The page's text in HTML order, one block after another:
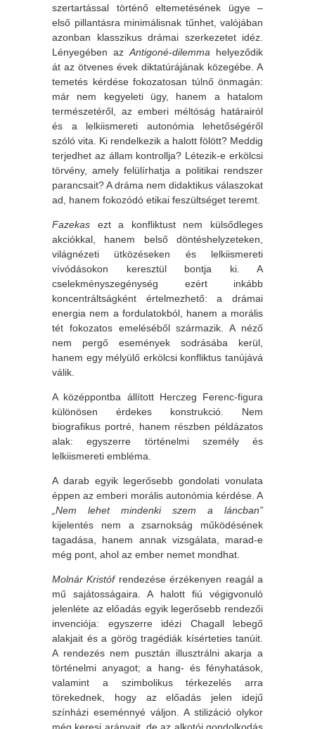
szertartással történő eltemetésének ügye –
első pillantásra minimálisnak tűnhet, valójában
azonban klasszikus drámai szerkezetet idéz.
Lényegében az Antigoné-dilemma helyeződik
át az ötvenes évek diktatúrájának közegébe. A
temetés kérdése fokozatosan túlnő önmagán:
már nem kegyeleti ügy, hanem a hatalom
természetéről, az emberi méltóság határairól
és a lelkiismereti autonómia lehetőségéről
szóló vita. Ki rendelkezik a halott fölött? Meddig
terjedhet az állam kontrollja? Létezik-e erkölcsi
törvény, amely felülírhatja a politikai rendszer
parancsait? A dráma nem didaktikus válaszokat
ad, hanem fokozódó etikai feszültséget teremt.
Fazekas ezt a konfliktust nem külsődleges
akciókkal, hanem belső döntéshelyzeteken,
világnézeti ütközéseken és lelkiismereti
vívódásokon keresztül bontja ki. A
cselekményszegénység ezért inkább
koncentráltságként értelmezhető: a drámai
energia nem a fordulatokból, hanem a morális
tét fokozatos emeléséből származik. A néző
nem pergő események sodrásába kerül,
hanem egy mélyülő erkölcsi konfliktus tanújává
válik.
A középpontba állított Herczeg Ferenc-figura
különösen érdekes konstrukció. Nem
biografikus portré, hanem részben példázatos
alak: egyszerre történelmi személy és
lelkiismereti embléma.
A darab egyik legerősebb gondolati vonulata
éppen az emberi morális autonómia kérdése. A
„Nem lehet mindenki szem a láncban”
kijelentés nem a zsarnokság működésének
tagadása, hanem annak vizsgálata, marad-e
még pont, ahol az ember nemet mondhat.
Molnár Kristófrendezése érzékenyen reagál a
mű sajátosságaira. A halott fiú végigvonuló
jelenléte az előadás egyik legerősebb rendezői
invenciója: egyszerre idézi Chagall lebegő
alakjait és a görög tragédiák kísérteties tanúit.
A rendezés nem pusztán illusztrálni akarja a
történelmi anyagot; a hang- és fényhatások,
valamint a szimbolikus térkezelés arra
törekednek, hogy az előadás jelen idejű
színházi eseménnyé váljon. A stilizáció olykor